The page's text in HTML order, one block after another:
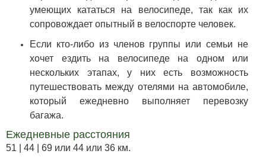
умеющих кататься на велосипеде, так как их
сопровождает опытный в велоспорте человек.
Если кто-либо из членов группы или семьи не
хочет ездить на велосипеде на одном или
нескольких этапах, у них есть возможность
путешествовать между отелями на автомобиле,
который ежедневно выполняет перевозку
багажа.
Ежедневные расстояния
51 | 44 | 69 или 44 или 36 км.